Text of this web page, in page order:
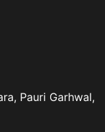
Pauri Garhwal,